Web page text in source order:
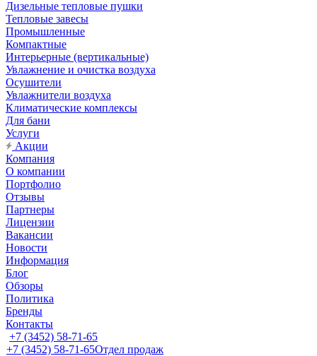
Дизельные тепловые пушки
Тепловые завесы
Промышленные
Компактные
Интерьерные (вертикальные)
Увлажнение и очистка воздуха
Осушители
Увлажнители воздуха
Климатические комплексы
Для бани
Услуги
Акции
Компания
О компании
Портфолио
Отзывы
Партнеры
Лицензии
Вакансии
Новости
Информация
Блог
Обзоры
Политика
Бренды
Контакты
+7 (3452) 58-71-65
+7 (3452) 58-71-65Отдел продаж